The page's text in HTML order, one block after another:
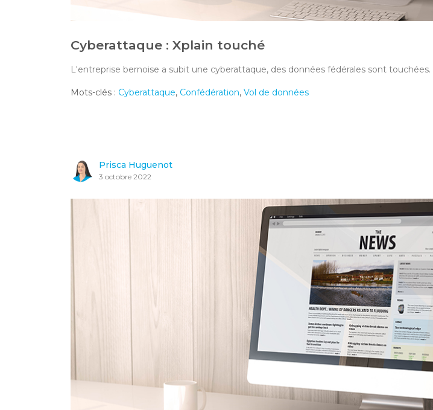
Cyberattaque : Xplain touché
L'entreprise bernoise a subit une cyberattaque, des données fédérales sont touchées.
Mots-clés : Cyberattaque, Confédération, Vol de données
Prisca Huguenot
3 octobre 2022